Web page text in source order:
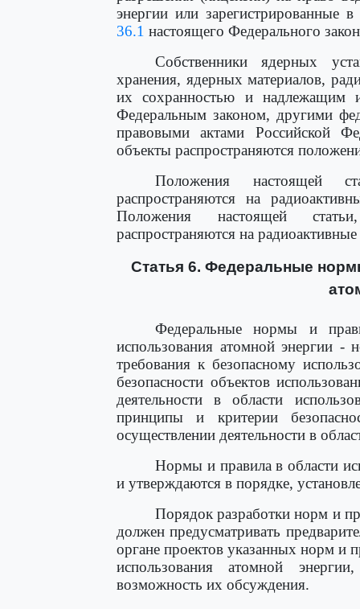
энергии или зарегистрированные
36.1 настоящего Федерального
Собственники ядерных
хранения, ядерных материалов,
их сохранностью и надлежащим
Федеральным законом, другими
правовыми актами Российской
объекты распространяются
Положения настоящей
распространяются на
Положения настоящей
распространяются на
Статья 6. Федеральные
Федеральные нормы и
использования атомной энергии -
требования к безопасному
безопасности объектов
деятельности в области
принципы и критерии
осуществлении деятельности в
Нормы и правила в области
и утверждаются в порядке,
Порядок разработки норм и
должен предусматривать
органе проектов указанных норм и
использования атомной
возможность их обсуждения.